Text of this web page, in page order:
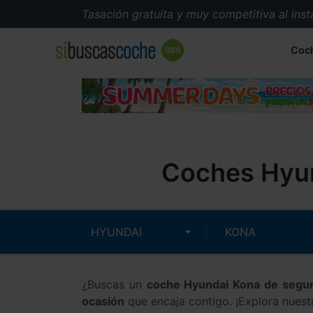
Tasación gratuita y muy competitiva al instante.
Coches
¿Buscas un coche Hyundai Kona de
ocasión que encaja contigo. ¡Explora